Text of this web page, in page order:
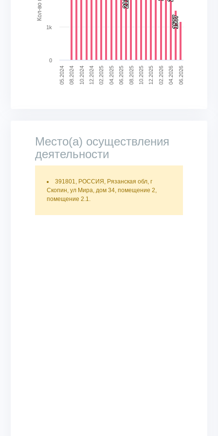
1507
1507
05.2024 08.2024 10.2024 12.2024 02.2025 04.2025 06.2025 08.2025 10.2025 12.2025 02.2026 04.2026 06.2026
0
1k
Место(а) осуществления
деятельности
391801, РОССИЯ, Рязанская обл, г
Скопин, ул Мира, дом 34, помещение 2,
помещение 2.1.